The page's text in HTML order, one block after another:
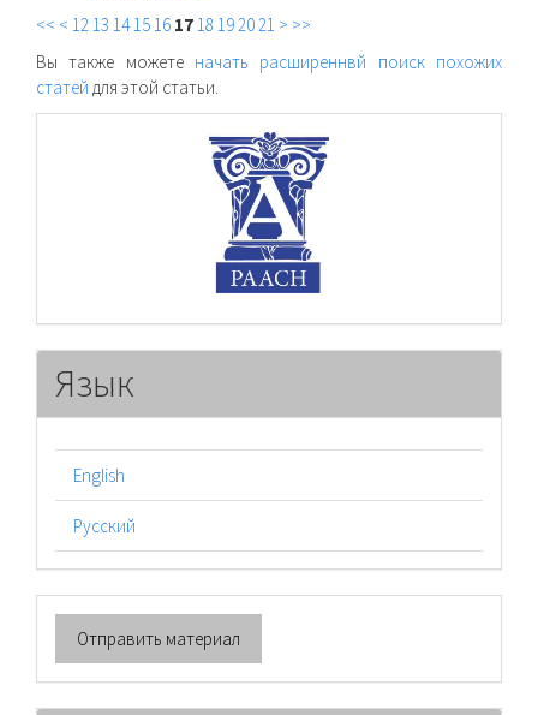
<< < 12 13 14 15 16 17 18 192021 > >>
Вы также можете начать расширеннвй поиск похожих
статей для этой статьи.
Язык
English
Русский
Отправить
материал
Отправить материал